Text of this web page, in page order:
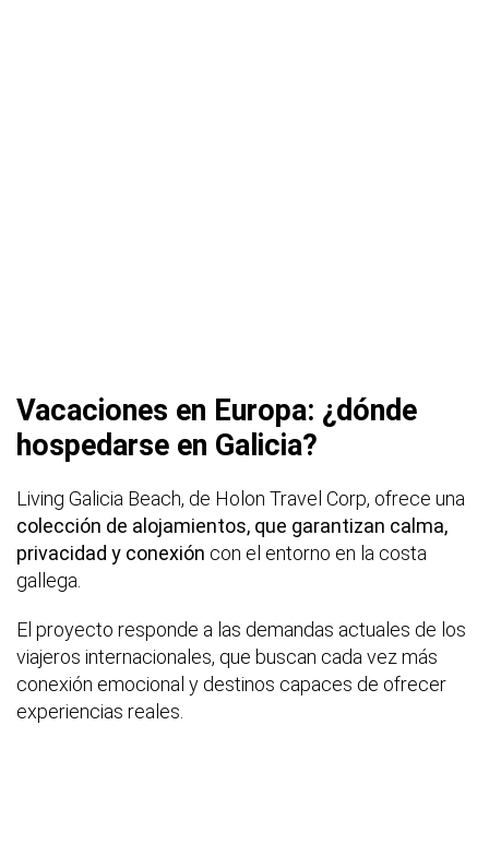
Vacaciones en Europa: ¿dónde
hospedarse en Galicia?
Living Galicia Beach, de Holon Travel Corp, ofrece una
colección de alojamientos, que garantizan calma,
privacidad y conexión con el entorno en la costa
gallega.
El proyecto responde a las demandas actuales de los
viajeros internacionales, que buscan cada vez más
conexión emocional y destinos capaces de ofrecer
experiencias reales.